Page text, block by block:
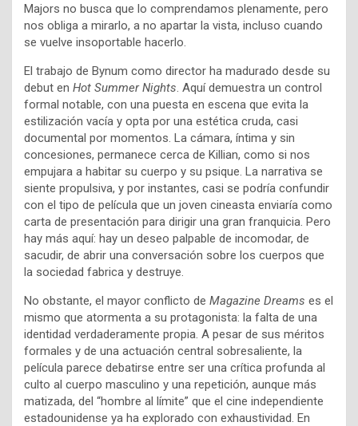
Majors no busca que lo comprendamos plenamente, pero
nos obliga a mirarlo, a no apartar la vista, incluso cuando
se vuelve insoportable hacerlo.
El trabajo de Bynum como director ha madurado desde su
debut en Hot Summer Nights. Aquí demuestra un control
formal notable, con una puesta en escena que evita la
estilización vacía y opta por una estética cruda, casi
documental por momentos. La cámara, íntima y sin
concesiones, permanece cerca de Killian, como si nos
empujara a habitar su cuerpo y su psique. La narrativa se
siente propulsiva, y por instantes, casi se podría confundir
con el tipo de película que un joven cineasta enviaría como
carta de presentación para dirigir una gran franquicia. Pero
hay más aquí: hay un deseo palpable de incomodar, de
sacudir, de abrir una conversación sobre los cuerpos que
la sociedad fabrica y destruye.
No obstante, el mayor conflicto de Magazine Dreams es el
mismo que atormenta a su protagonista: la falta de una
identidad verdaderamente propia. A pesar de sus méritos
formales y de una actuación central sobresaliente, la
película parece debatirse entre ser una crítica profunda al
culto al cuerpo masculino y una repetición, aunque más
matizada, del “hombre al límite” que el cine independiente
estadounidense ya ha explorado con exhaustividad. En